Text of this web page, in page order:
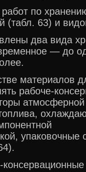
по
(табл. 63) и
два вида
— до
материалов
рабоче-
упаковочные